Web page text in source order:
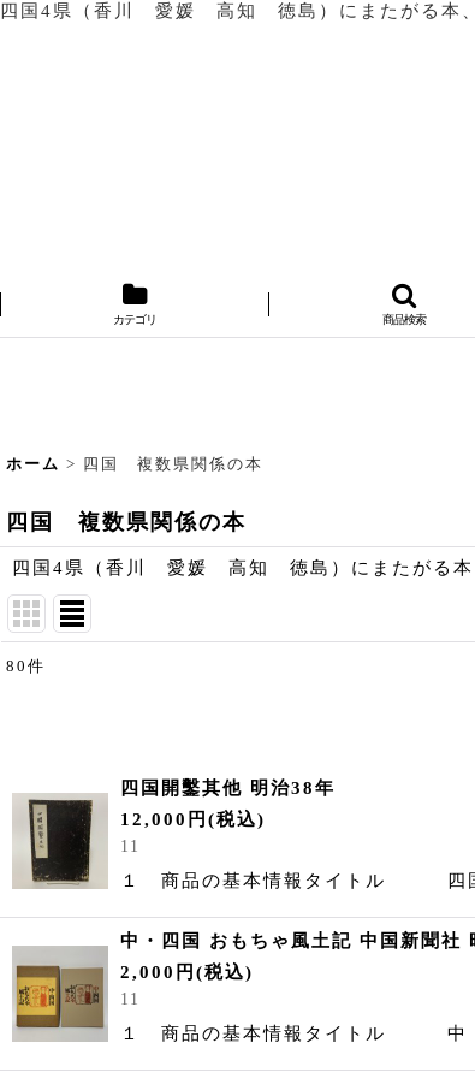
四国4県（香川 愛媛 高知 徳島）にまたがる本、
カテゴリ 商品検索
ホーム > 四国 複数県関係の本
四国 複数県関係の本
四国4県（香川 愛媛 高知 徳島）にまたがる本
80 件
四国開鑿其他 明治38年
12,000 円 (税込)
11
１ 商品の基本情報タイト
中・四国 おもちゃ風土記 中国新聞社
2,000 円 (税込)
11
１ 商品の基本情報タイトル